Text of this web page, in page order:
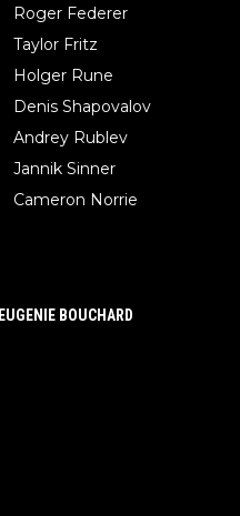
Roger Federer
Taylor Fritz
Holger Rune
Denis Shapovalov
Andrey Rublev
Jannik Sinner
Cameron Norrie
EUGENIE BOUCHARD